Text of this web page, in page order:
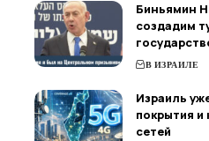
Биньямин
создадим
В ИЗРАИЛЕ
Израиль
покрытия и
сетей